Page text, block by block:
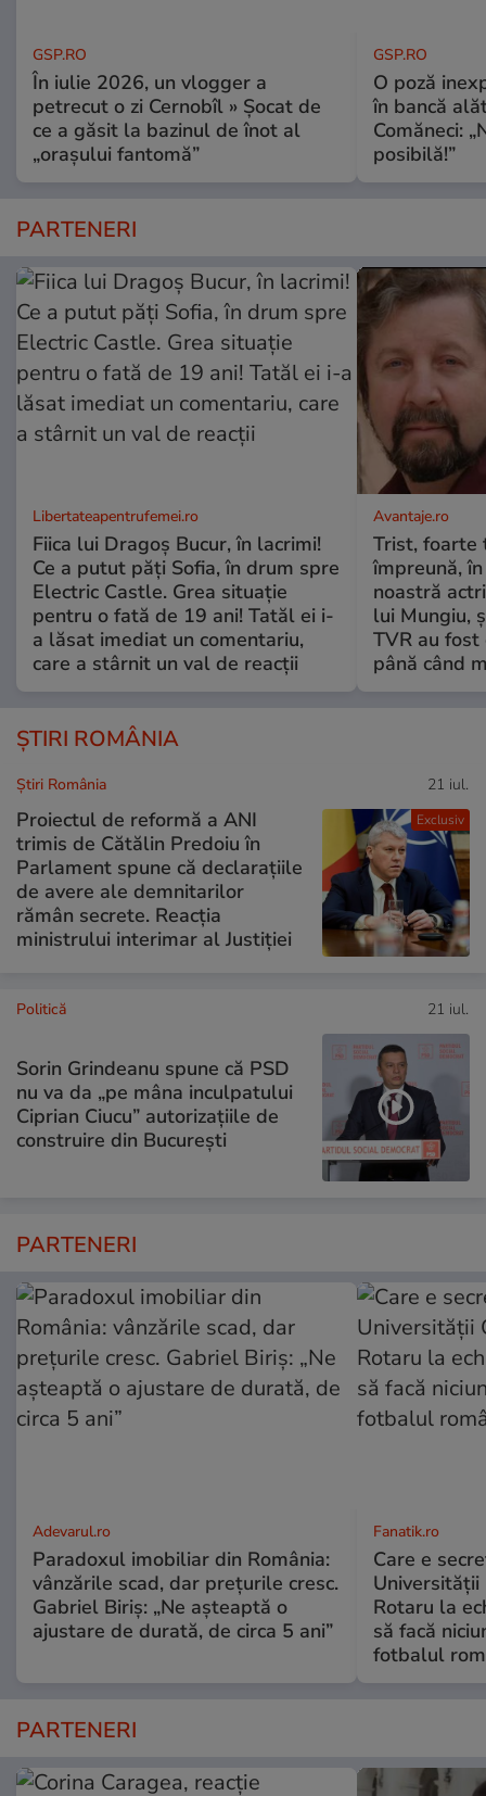
GSP.RO
În iulie 2026, un vlogger a
petrecut o zi Cernobîl » Șocat de
ce a găsit la bazinul de înot al
„orașului fantomă”
GSP.RO
O poză
în bancă
Comăneci:
posibilă!”
PARTENERI
Libertateapentrufemei.ro
Fiica lui Dragoș Bucur, în lacrimi!
Ce a putut păți Sofia, în drum spre
Electric Castle. Grea situație
pentru o fată de 19 ani! Tatăl ei i-
a lăsat imediat un comentariu,
care a stârnit un val de reacții
Avantaje.ro
Trist, foarte
împreună,
noastră
lui Mungiu,
TVR au
până când
ȘTIRI ROMÂNIA
Exclusiv
Știri România 21 iul.
Proiectul de reformă a ANI
trimis de Cătălin Predoiu în
Parlament spune că declarațiile
de avere ale demnitarilor
rămân secrete. Reacția
ministrului interimar al Justiției
Politică 21 iul.
Sorin Grindeanu spune că PSD
nu va da „pe mâna inculpatului
Ciprian Ciucu” autorizațiile de
construire din București
PARTENERI
Adevarul.ro
Paradoxul imobiliar din România:
vânzările scad, dar prețurile cresc.
Gabriel Biriș: „Ne așteaptă o
ajustare de durată, de circa 5 ani”
Fanatik.ro
Care e
Universității
Rotaru la
să facă
fotbalul
PARTENERI